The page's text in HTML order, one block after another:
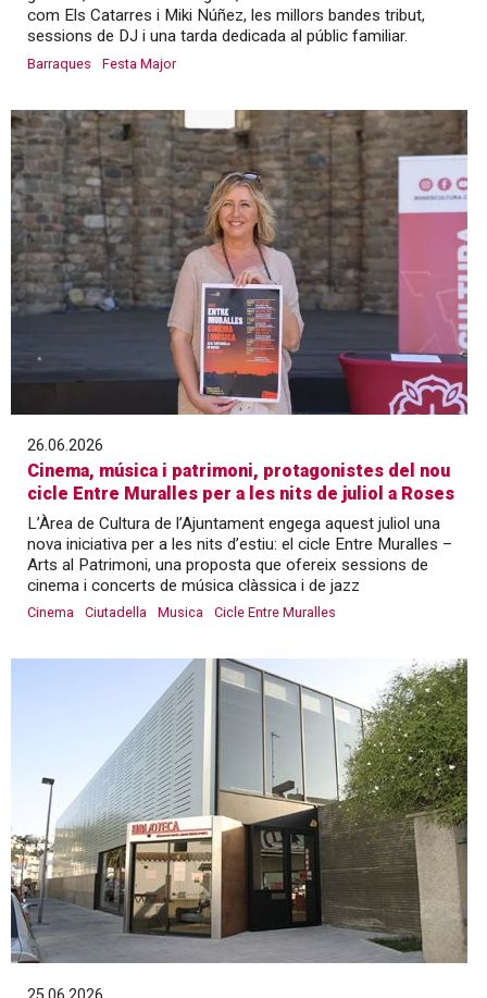
com Els Catarres i Miki Núñez, les millors bandes tribut,
sessions de DJ i una tarda dedicada al públic familiar.
Barraques Festa Major
26.06.2026
Cinema, música i patrimoni, protagonistes del nou
cicle Entre Muralles per a les nits de juliol a Roses
L’Àrea de Cultura de l’Ajuntament engega aquest juliol una
nova iniciativa per a les nits d’estiu: el cicle Entre Muralles –
Arts al Patrimoni, una proposta que ofereix sessions de
cinema i concerts de música clàssica i de jazz
Cinema Ciutadella Musica Cicle Entre Muralles